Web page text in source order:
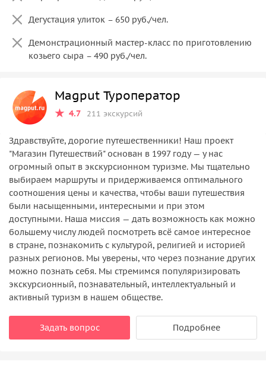
Дегустация улиток – 650 руб./чел.
Демонстрационный мастер-класс по приготовлению
козьего сыра – 490 руб./чел.
Magput Туроператор
4.7 211 экскурсий
Здравствуйте, дорогие путешественники! Наш проект
"Магазин Путешествий" основан в 1997 году — у нас
огромный опыт в экскурсионном туризме. Мы тщательно
выбираем маршруты и придерживаемся оптимального
соотношения цены и качества, чтобы ваши путешествия
были насыщенными, интересными и при этом
доступными. Наша миссия — дать возможность как можно
большему числу людей посмотреть всё самое интересное
в стране, познакомить с культурой, религией и историей
разных регионов. Мы уверены, что через познание других
можно познать себя. Мы стремимся популяризировать
экскурсионный, познавательный, интеллектуальный и
активный туризм в нашем обществе.
Задать вопрос Подробнее